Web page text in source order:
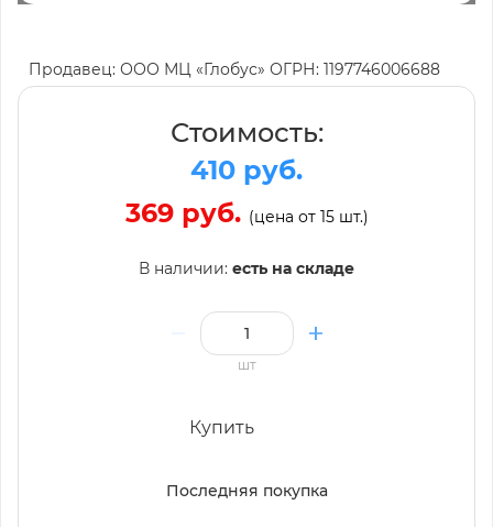
Продавец: ООО МЦ «Глобус» ОГРН: 1197746006688
Стоимость:
410 руб.
369 руб. (цена от 15 шт.)
В наличии: есть на складе
шт
Купить
Последняя покупка